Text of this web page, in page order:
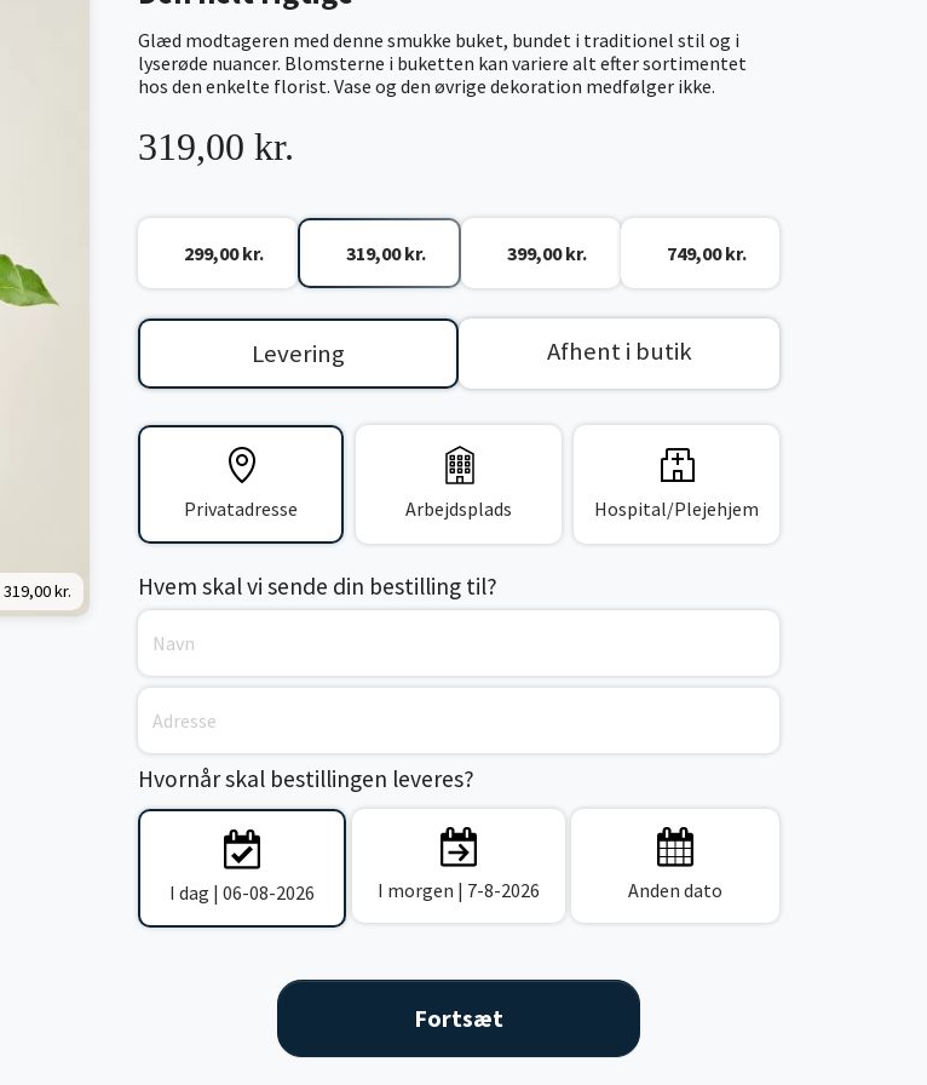
319,00 kr.
Glæd modtageren med denne smukke buket, bundet i traditionel stil og i
lyserøde nuancer. Blomsterne i buketten kan variere alt efter sortimentet
hos den enkelte florist. Vase og den øvrige dekoration medfølger ikke.
319,00 kr.
299,00 kr. 319,00 kr. 399,00 kr. 749,00 kr.
Levering Afhent i butik
Privatadresse Arbejdsplads Hospital/Plejehjem
Hvem skal vi sende din bestilling til?
Hvornår skal bestillingen leveres?
I dag | 06-08-2026 I morgen | 7-8-2026 Anden dato